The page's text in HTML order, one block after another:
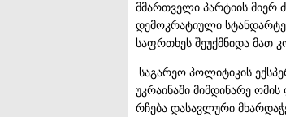
მმართველი პარტიის მიერ
დემოკრატიული
საფრთხეს შეუქმნიდა მათ
საგარეო პოლიტიკის
უკრაინაში მიმდინარე
რჩება დასავლური